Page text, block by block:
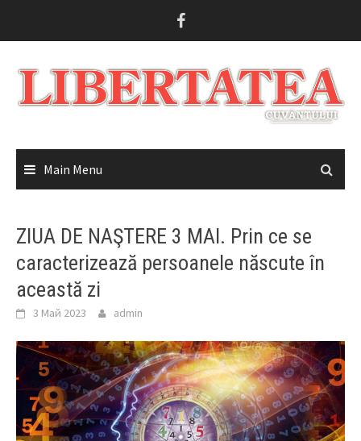
Main Menu
ZIUA DE NAŞTERE 3 MAI. Prin ce se
caracterizează persoanele născute în
această zi
3 Май 2023 admin